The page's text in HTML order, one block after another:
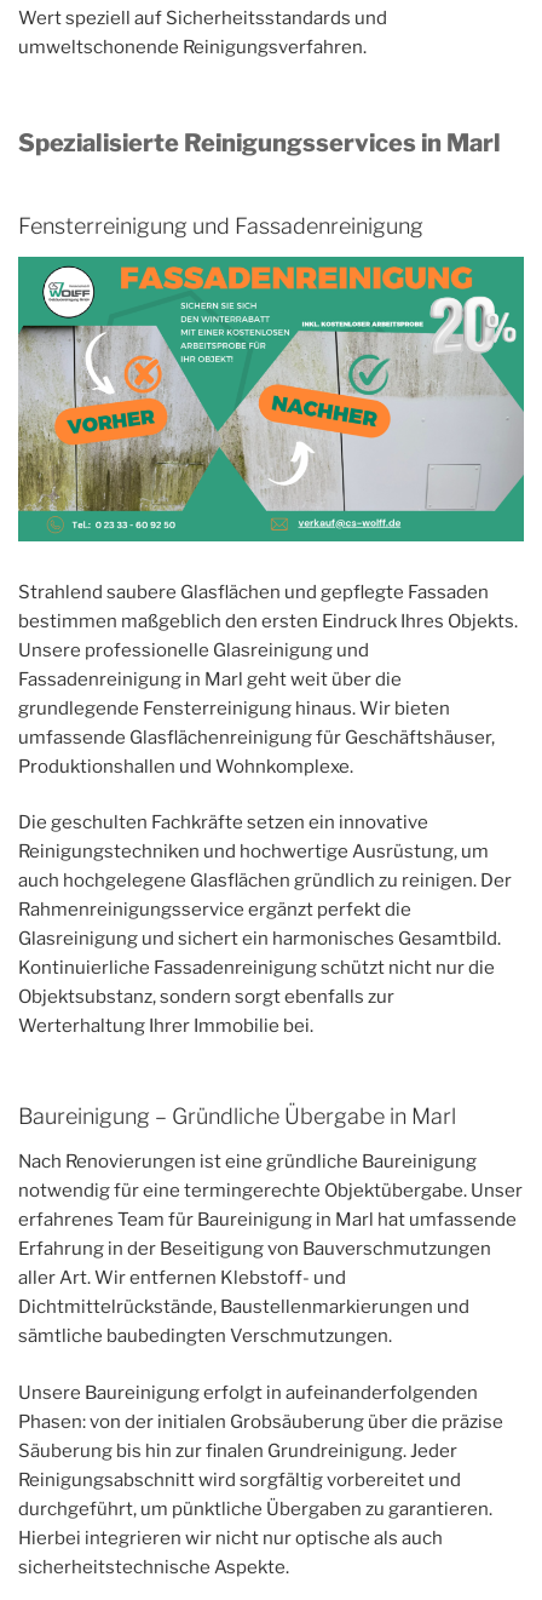
Wert speziell auf Sicherheitsstandards und
umweltschonende Reinigungsverfahren.
Spezialisierte Reinigungsservices in Marl
Fensterreinigung und Fassadenreinigung
Strahlend saubere Glasflächen und gepflegte Fassaden
bestimmen maßgeblich den ersten Eindruck Ihres Objekts.
Unsere professionelle Glasreinigung und
Fassadenreinigung in Marl geht weit über die
grundlegende Fensterreinigung hinaus. Wir bieten
umfassende Glasflächenreinigung für Geschäftshäuser,
Produktionshallen und Wohnkomplexe.
Die geschulten Fachkräfte setzen ein innovative
Reinigungstechniken und hochwertige Ausrüstung, um
auch hochgelegene Glasflächen gründlich zu reinigen. Der
Rahmenreinigungsservice ergänzt perfekt die
Glasreinigung und sichert ein harmonisches Gesamtbild.
Kontinuierliche Fassadenreinigung schützt nicht nur die
Objektsubstanz, sondern sorgt ebenfalls zur
Werterhaltung Ihrer Immobilie bei.
Baureinigung – Gründliche Übergabe in Marl
Nach Renovierungen ist eine gründliche Baureinigung
notwendig für eine termingerechte Objektübergabe. Unser
erfahrenes Team für Baureinigung in Marl hat umfassende
Erfahrung in der Beseitigung von Bauverschmutzungen
aller Art. Wir entfernen Klebstoff- und
Dichtmittelrückstände, Baustellenmarkierungen und
sämtliche baubedingten Verschmutzungen.
Unsere Baureinigung erfolgt in aufeinanderfolgenden
Phasen: von der initialen Grobsäuberung über die präzise
Säuberung bis hin zur finalen Grundreinigung. Jeder
Reinigungsabschnitt wird sorgfältig vorbereitet und
durchgeführt, um pünktliche Übergaben zu garantieren.
Hierbei integrieren wir nicht nur optische als auch
sicherheitstechnische Aspekte.